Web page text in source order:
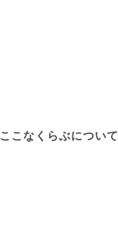
ここなくらぶについて